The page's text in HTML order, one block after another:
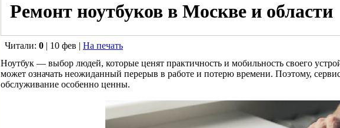
Ремонт ноутбуков в Москве и области
Читали: 0 | 10 фев | На печать
Ноутбук — выбор людей, которые ценят практичность и мобильность своего
может означать неожиданный перерыв в работе и потерю времени. Поэтому,
обслуживание особенно ценны.